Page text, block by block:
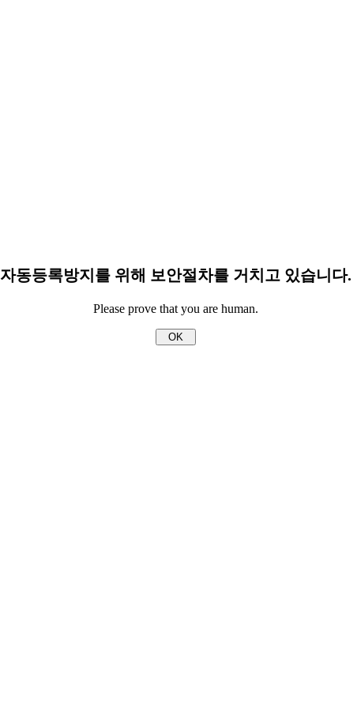
자동등록방지를 위해 보안절차를 거치고 있습니다.
Please prove that you are human.